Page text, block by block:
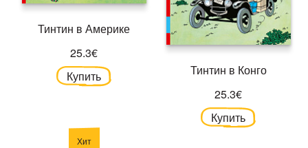
Тинтин в Америке
25.3€
Купить
Тинтин в Конго
25.3€
Купить
Хит